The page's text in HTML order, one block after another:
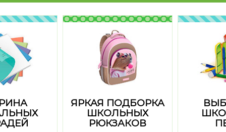
ЯРКАЯ ПОДБОРКА
ШКОЛЬНЫХ
РЮКЗАКОВ